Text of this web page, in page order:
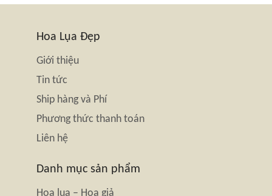
Hoa Lụa Đẹp
Giới thiệu
Tin tức
Ship hàng và Phí
Phương thức thanh toán
Liên hệ
Danh mục sản phẩm
Hoa lụa – Hoa giả